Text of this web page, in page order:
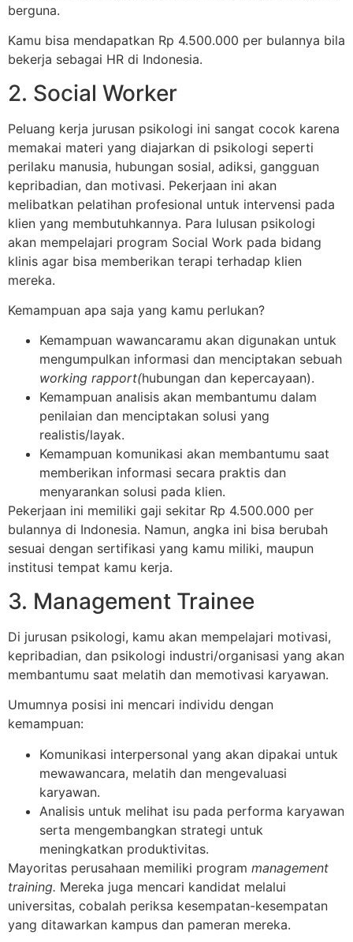
berguna.
Kamu bisa mendapatkan Rp 4.500.000 per bulannya bila
bekerja sebagai HR di Indonesia.
2. Social Worker
Peluang kerja jurusan psikologi ini sangat cocok karena
memakai materi yang diajarkan di psikologi seperti
perilaku manusia, hubungan sosial, adiksi, gangguan
kepribadian, dan motivasi. Pekerjaan ini akan
melibatkan pelatihan profesional untuk intervensi pada
klien yang membutuhkannya. Para lulusan psikologi
akan mempelajari program Social Work pada bidang
klinis agar bisa memberikan terapi terhadap klien
mereka.
Kemampuan apa saja yang kamu perlukan?
Kemampuan wawancaramu akan digunakan untuk
mengumpulkan informasi dan menciptakan sebuah
working rapport(hubungan dan kepercayaan).
Kemampuan analisis akan membantumu dalam
penilaian dan menciptakan solusi yang
realistis/layak.
Kemampuan komunikasi akan membantumu saat
memberikan informasi secara praktis dan
menyarankan solusi pada klien.
Pekerjaan ini memiliki gaji sekitar Rp 4.500.000 per
bulannya di Indonesia. Namun, angka ini bisa berubah
sesuai dengan sertifikasi yang kamu miliki, maupun
institusi tempat kamu kerja.
3. Management Trainee
Di jurusan psikologi, kamu akan mempelajari motivasi,
kepribadian, dan psikologi industri/organisasi yang akan
membantumu saat melatih dan memotivasi karyawan.
Umumnya posisi ini mencari individu dengan
kemampuan:
Komunikasi interpersonal yang akan dipakai untuk
mewawancara, melatih dan mengevaluasi
karyawan.
Analisis untuk melihat isu pada performa karyawan
serta mengembangkan strategi untuk
meningkatkan produktivitas.
Mayoritas perusahaan memiliki program management
training. Mereka juga mencari kandidat melalui
universitas, cobalah periksa kesempatan-kesempatan
yang ditawarkan kampus dan pameran mereka.